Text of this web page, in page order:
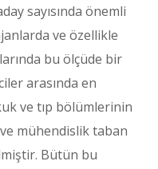
sayısında önemli
ve özellikle
bu ölçüde bir
arasında en
ve tıp bölümlerinin
ve mühendislik taban
Bütün bu